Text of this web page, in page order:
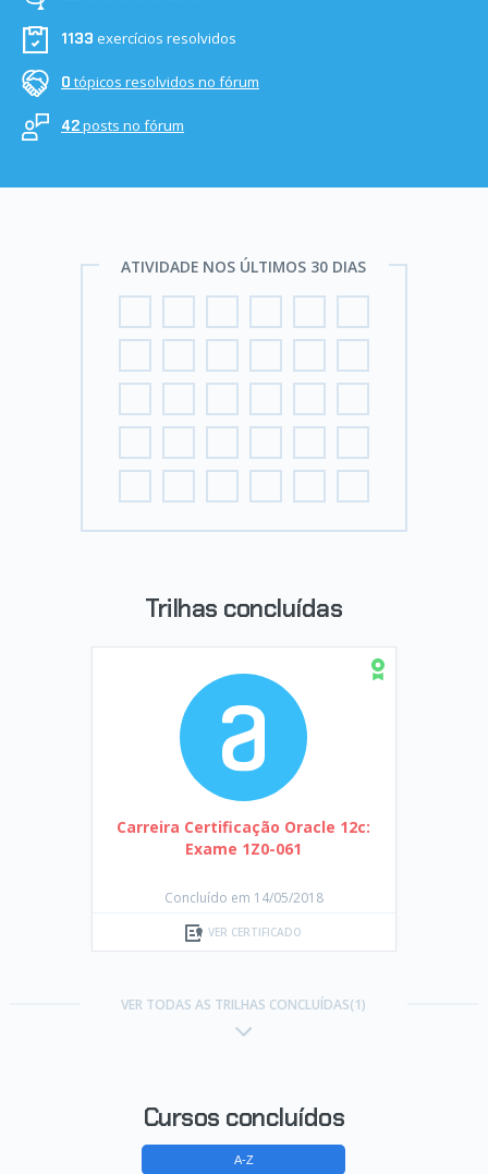
1133 exercícios resolvidos
0 tópicos resolvidos no fórum
42posts no fórum
ATIVIDADE NOS ÚLTIMOS 30 DIAS
Trilhas concluídas
Carreira Certificação Oracle 12c:
Exame 1Z0-061
Concluído em 14/05/2018
VER CERTIFICADO
VER TODAS AS TRILHAS CONCLUÍDAS(1)
Cursos concluídos
A-Z